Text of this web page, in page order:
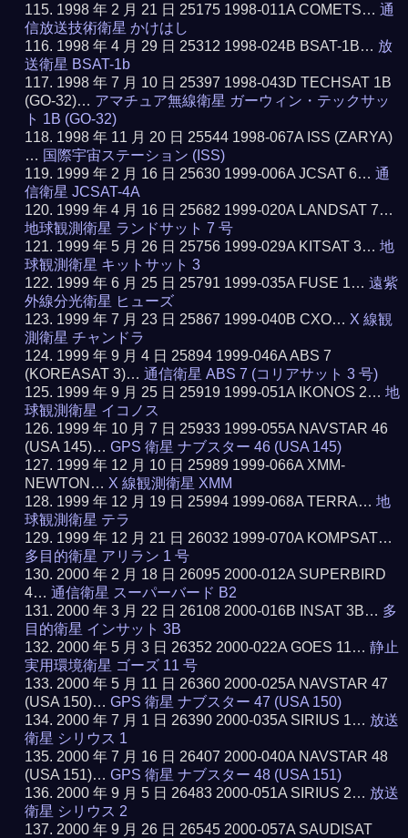
1998 年 2 月 21 日 25175 1998-011A COMETS…通
信放送技術衛星 かけはし
1998 年 4 月 29 日 25312 1998-024B BSAT-1B… 放
送衛星 BSAT-1b
1998 年 7 月 10 日 25397 1998-043D TECHSAT 1B
(GO-32)… アマチュア無線衛星 ガーウィン・テックサッ
ト 1B (GO-32)
1998 年 11 月 20 日 25544 1998-067A ISS (ZARYA)
… 国際宇宙ステーション (ISS)
1999 年 2 月 16 日 25630 1999-006A JCSAT 6…通
信衛星 JCSAT-4A
1999 年 4 月 16 日 25682 1999-020A LANDSAT 7…
地球観測衛星 ランドサット 7 号
1999 年 5 月 26 日 25756 1999-029A KITSAT 3…地
球観測衛星 キットサット 3
1999 年 6 月 25 日 25791 1999-035A FUSE 1…遠紫
外線分光衛星 ヒューズ
1999 年 7 月 23 日 25867 1999-040B CXO… X 線観
測衛星 チャンドラ
1999 年 9 月 4 日 25894 1999-046A ABS 7
(KOREASAT 3)…通信衛星 ABS 7 (コリアサット 3 号)
1999 年 9 月 25 日 25919 1999-051A IKONOS 2…地
球観測衛星 イコノス
1999 年 10 月 7 日 25933 1999-055A NAVSTAR 46
(USA 145)…GPS 衛星 ナブスター 46 (USA 145)
1999 年 12 月 10 日 25989 1999-066A XMM-
NEWTON… X 線観測衛星 XMM
1999 年 12 月 19 日 25994 1999-068A TERRA…地
球観測衛星 テラ
1999 年 12 月 21 日 26032 1999-070A KOMPSAT…
多目的衛星 アリラン 1 号
2000 年 2 月 18 日 26095 2000-012A SUPERBIRD
4…通信衛星 スーパーバード B2
2000 年 3 月 22 日 26108 2000-016B INSAT 3B… 多
目的衛星 インサット 3B
2000 年 5 月 3 日 26352 2000-022A GOES 11…静止
実用環境衛星 ゴーズ 11 号
2000 年 5 月 11 日 26360 2000-025A NAVSTAR 47
(USA 150)…GPS 衛星 ナブスター 47 (USA 150)
2000 年 7 月 1 日 26390 2000-035A SIRIUS 1… 放送
衛星 シリウス 1
2000 年 7 月 16 日 26407 2000-040A NAVSTAR 48
(USA 151)…GPS 衛星 ナブスター 48 (USA 151)
2000 年 9 月 5 日 26483 2000-051A SIRIUS 2… 放送
衛星 シリウス 2
2000 年 9 月 26 日 26545 2000-057A SAUDISAT